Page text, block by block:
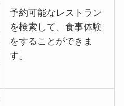
予約可能なレストラン
を検索して、食事体験
をすることができま
す。